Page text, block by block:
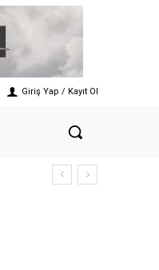
Giriş Yap / Kayıt Ol